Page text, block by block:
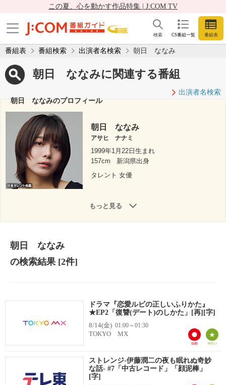
この夏、心を動かす作品特集 | J:COM TV
CS番組一覧 番組表
検索
番組表 番組検索 出演者名検索 朝日 ななみ
朝日 ななみに関連する番組
出演者名検索
朝日 ななみのプロフィール
朝日 ななみ
アサヒ ナナミ
1999年1月22日生まれ
157cm
新潟県出身
タレント 女優
もっと見る
朝日 ななみ
の検索結果[2件]
ドラマ『恋愛ルビの正しいふりかた』
★EP2「復讐(デート)のしかた」[再][字]
8/14(金) 01:00～01:30
TOKYO MX
ストレンジ-伊藤潤二の夜も眠れぬ奇妙
な話- #7「中古レコード」「顔泥棒」
[字]